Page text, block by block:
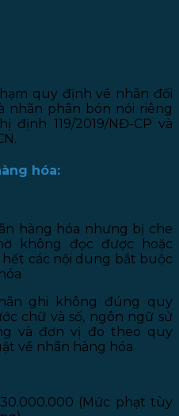
quy định về nhãn đối
nhãn phân bón nói riêng
119/2019/NĐ-CP và
hóa:
hàng hóa nhưng bị che
không đọc được hoặc
các nội dung bắt buộc
ghi không đúng quy
chữ và số, ngôn ngữ sử
và đơn vị đo theo quy
về nhãn hàng hóa
(Mức phạt tùy